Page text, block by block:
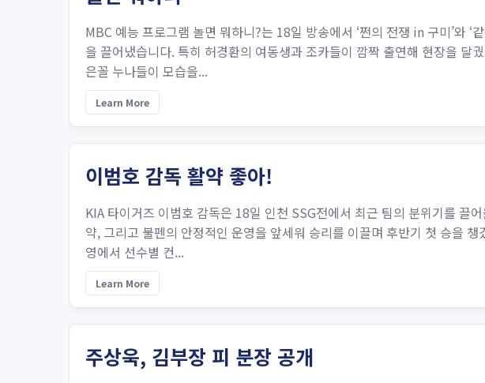
MBC 예능 프로그램 놀면 뭐하니?는 18일 방송에서 ‘쩐의 전쟁 in 구미’와
을 끌어냈습니다. 특히 허경환의 여동생과 조카들이 깜짝 출연해 현장을
은꼴 누나들이 모습을...
Learn More
이범호 감독 활약 좋아!
KIA 타이거즈 이범호 감독은 18일 인천 SSG전에서 최근 팀의 분위기를 끌
약, 그리고 불펜의 안정적인 운영을 앞세워 승리를 이끌며 후반기 첫 승을
영에서 선수별 컨...
Learn More
주상욱, 김부장 피 분장 공개